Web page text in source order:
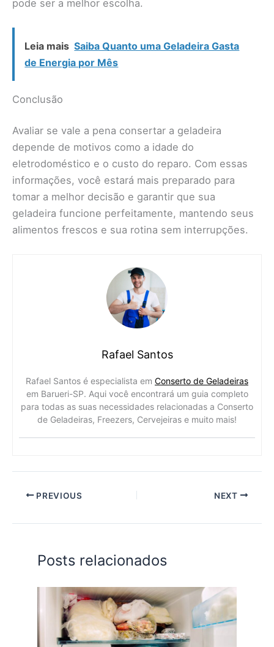
pode ser a melhor escolha.
Leia mais Saiba Quanto uma Geladeira Gasta
de Energia por Mês
Conclusão
Avaliar se vale a pena consertar a geladeira
depende de motivos como a idade do
eletrodoméstico e o custo do reparo. Com essas
informações, você estará mais preparado para
tomar a melhor decisão e garantir que sua
geladeira funcione perfeitamente, mantendo seus
alimentos frescos e sua rotina sem interrupções.
Rafael Santos
Rafael Santos é especialista em Conserto de Geladeiras
em Barueri-SP. Aqui você encontrará um guia completo
para todas as suas necessidades relacionadas a Conserto
de Geladeiras, Freezers, Cervejeiras e muito mais!
PREVIOUS NEXT
Posts relacionados